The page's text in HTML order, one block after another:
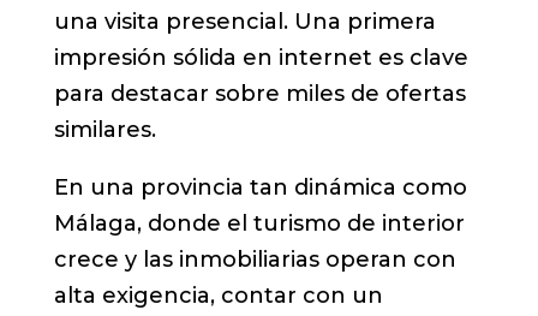
una visita presencial. Una primera
impresión sólida en internet es clave
para destacar sobre miles de ofertas
similares.
En una provincia tan dinámica como
Málaga, donde el turismo de interior
crece y las inmobiliarias operan con
alta exigencia, contar con un